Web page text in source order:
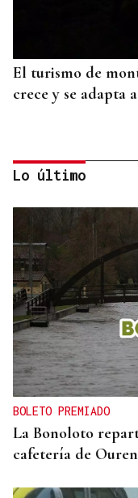
El turismo de
crece y se adapta
POLOS RÍOS E
A Ribeira Sacra,
e siliense
Lo último
BOLETO PREMIADO
La Bonoloto
cafetería de